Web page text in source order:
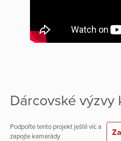
Dárcovské výzvy
Podpořte tento projekt ještě víc a
zapojte kamarády